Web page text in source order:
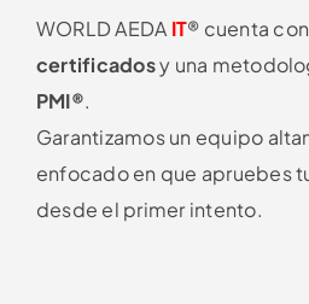
WORLD AEDA IT® cuenta con
certificadosy una
PMI®.
Garantizamos un equipo
enfocado en que apruebes
desde el primer intento.